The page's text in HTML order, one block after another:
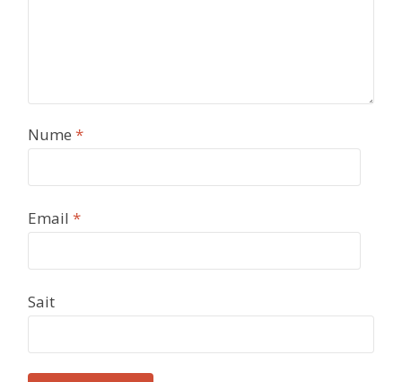
Nume *
Email *
Sait